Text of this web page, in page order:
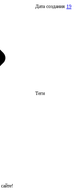
Дата создания 19
Теги